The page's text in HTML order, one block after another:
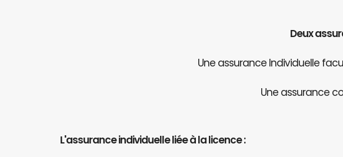
Deux
Une assurance Individuelle
Une assurance
L'assurance individuelle liée à la licence :